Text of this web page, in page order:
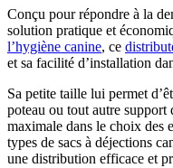
Conçu pour répondre à la
solution pratique et
l’hygiène canine, ce
et sa facilité d’installation
Sa petite taille lui permet
poteau ou tout autre
maximale dans le choix des
types de sacs à déjections
une distribution efficace et